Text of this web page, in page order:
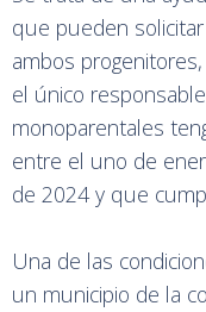
que pueden
ambos
el único
monoparentales
entre el uno de
de 2024 y que
Una de las
un municipio de la